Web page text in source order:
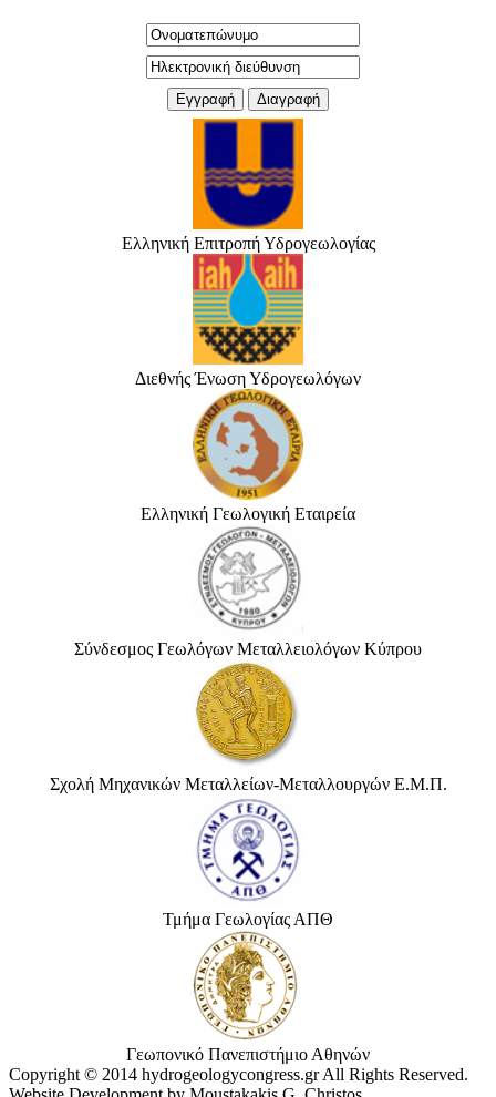
Ελληνική Επιτροπή Υδρογεωλογίας
Διεθνής Ένωση Υδρογεωλόγων
Ελληνική Γεωλογική Εταιρεία
Σύνδεσμος Γεωλόγων Μεταλλειολόγων Κύπρου
Σχολή Μηχανικών Μεταλλείων-Μεταλλουργών Ε.Μ.Π.
Τμήμα Γεωλογίας ΑΠΘ
Γεωπονικό Πανεπιστήμιο Αθηνών
Copyright © 2014 hydrogeologycongress.gr All Rights Reserved.